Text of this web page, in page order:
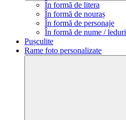
În formă de litera
În formă de nouraș
În formă de personaje
În formă de nume / leduri
Pușculite
Rame foto personalizate